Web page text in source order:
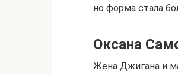
но форма стала
Оксана
Жена Джигана и